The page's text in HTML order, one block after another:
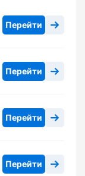
Перейти
Перейти
Перейти
Перейти